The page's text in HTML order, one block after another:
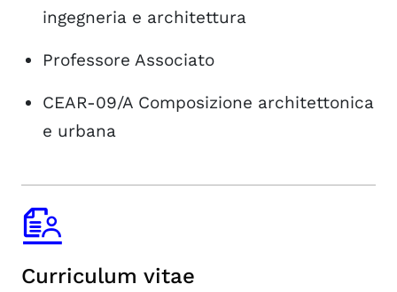
ingegneria e architettura
Professore Associato
CEAR-09/A Composizione architettonica
e urbana
Curriculum vitae